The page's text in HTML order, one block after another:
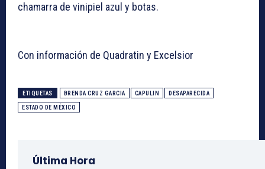
chamarra de vinipiel azul y botas.
Con información de Quadratin y Excelsior
ETIQUETAS BRENDA CRUZ GARCIA CAPULIN DESAPARECIDA
ESTADO DE MÉXICO
Última Hora